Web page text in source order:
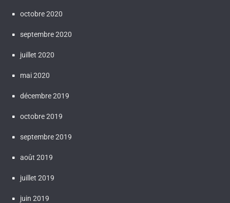
octobre 2020
septembre 2020
juillet 2020
mai 2020
décembre 2019
octobre 2019
septembre 2019
août 2019
juillet 2019
juin 2019